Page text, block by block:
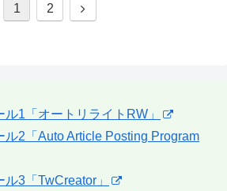
1 2
次
1「オートリライトRW」
ル2「Auto Article Posting Program
3「TwCreator」